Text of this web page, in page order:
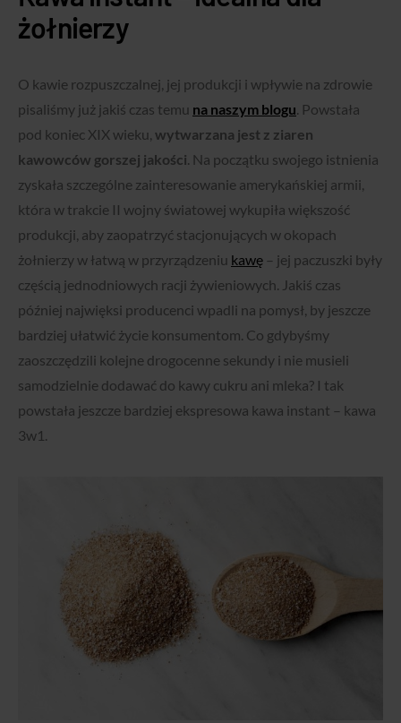
żołnierzy
O kawie rozpuszczalnej, jej produkcji i wpływie na zdrowie
pisaliśmy już jakiś czas temu na naszym blogu. Powstała
pod koniec XIX wieku, wytwarzana jest z ziaren
kawowców gorszej jakości. Na początku swojego istnienia
zyskała szczególne zainteresowanie amerykańskiej armii,
która w trakcie II wojny światowej wykupiła większość
produkcji, aby zaopatrzyć stacjonujących w okopach
żołnierzy w łatwą w przyrządzeniu kawę – jej paczuszki były
częścią jednodniowych racji żywieniowych. Jakiś czas
później najwięksi producenci wpadli na pomysł, by jeszcze
bardziej ułatwić życie konsumentom. Co gdybyśmy
zaoszczędzili kolejne drogocenne sekundy i nie musieli
samodzielnie dodawać do kawy cukru ani mleka? I tak
powstała jeszcze bardziej ekspresowa kawa instant – kawa
3w1.